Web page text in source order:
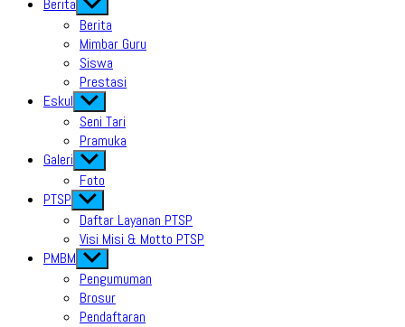
Berita Show
sub
menu
Berita
Mimbar Guru
Siswa
Prestasi
Eskul Show
sub
menu
Seni Tari
Pramuka
Galeri Show
sub
menu
Foto
PTSP Show
sub
menu
Daftar Layanan PTSP
Visi Misi & Motto PTSP
PMBM Show
sub
menu
Pengumuman
Brosur
Pendaftaran